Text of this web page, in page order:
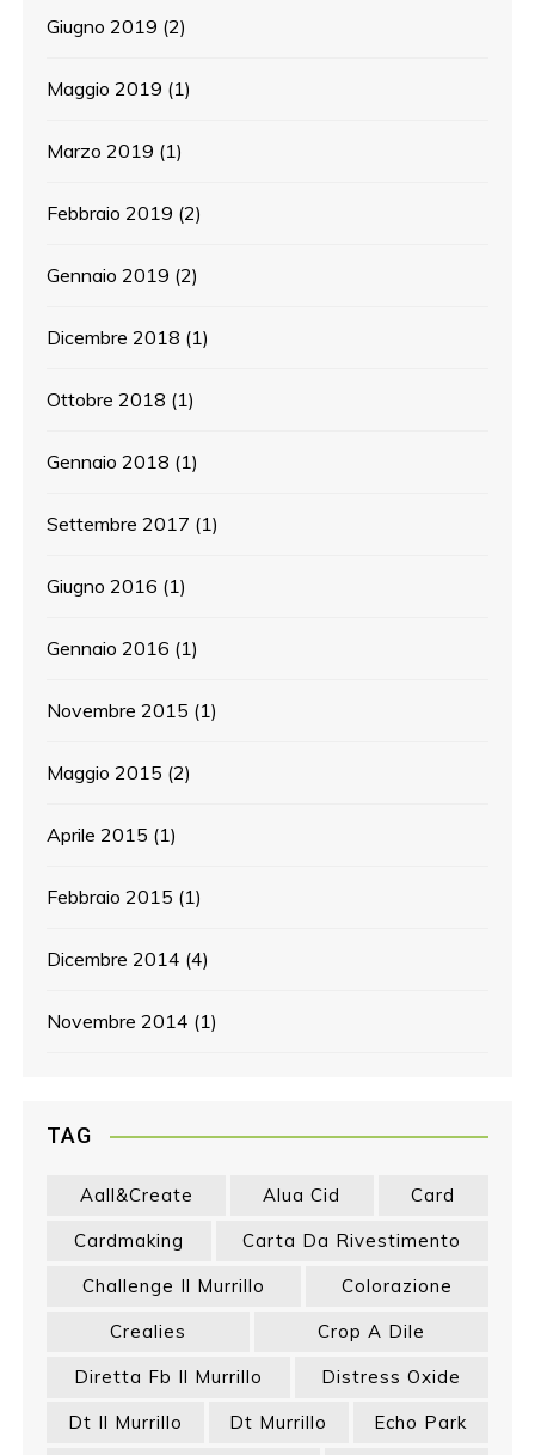
Giugno 2019 (2)
Maggio 2019 (1)
Marzo 2019 (1)
Febbraio 2019 (2)
Gennaio 2019 (2)
Dicembre 2018 (1)
Ottobre 2018 (1)
Gennaio 2018 (1)
Settembre 2017 (1)
Giugno 2016 (1)
Gennaio 2016 (1)
Novembre 2015 (1)
Maggio 2015 (2)
Aprile 2015 (1)
Febbraio 2015 (1)
Dicembre 2014 (4)
Novembre 2014 (1)
TAG
Aall&create Alua Cid
Card
Cardmaking
Carta Da Rivestimento
Challenge Il Murrillo
Colorazione
Crealies
Crop A Dile
Diretta Fb Il Murrillo
Distress Oxide
Dt Il Murrillo
Dt Murrillo
Echo Park